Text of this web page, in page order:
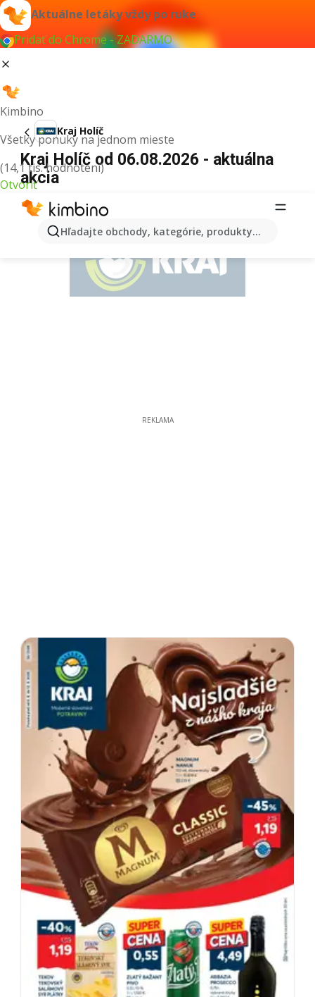
Aktuálne letáky vždy po ruke
Pridať do Chrome - ZADARMO
Kimbino
Všetky ponuky na jednom mieste
(14,1 tis. hodnotení)
Otvoriť
Hľadajte obchody, kategórie, produkty...
Kraj Holíč
Kraj Holíč od 06.08.2026 - aktuálna
akcia
REKLAMA